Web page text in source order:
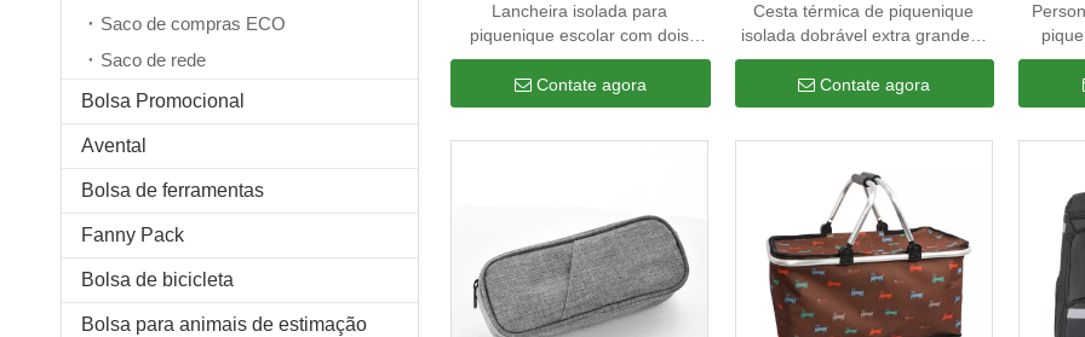
Saco de compras ECO
Saco de rede
Bolsa Promocional
Avental
Bolsa de ferramentas
Fanny Pack
Bolsa de bicicleta
Bolsa para animais de estimação
Lancheira isolada para
piquenique escolar com dois
compartimentos personaliza
bolsa térmica com isolamento
térmico para viagem à prova
Contate agora
Cesta térmica de piquenique
isolada dobrável extra grande à
prova d'água bolsa térmica de
folha de alumínio<span id="title-
tag"><span class="hot-
Contate agora
para